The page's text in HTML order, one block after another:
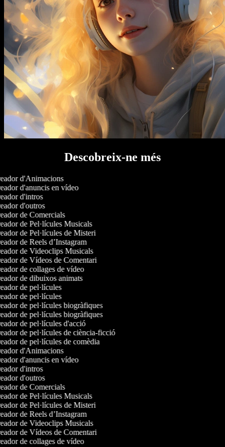
Descobreix-ne més
d'Animacions
d'anuncis en vídeo
d'intros
d'outros
de Comercials
de Pel·lícules Musicals
de Pel·lícules de Misteri
de Reels d’Instagram
de Videoclips Musicals
de Vídeos de Comentari
de collages de vídeo
de dibuixos animats
de pel·lícules
de pel·lícules
de pel·lícules biogràfiques
de pel·lícules biogràfiques
de pel·lícules d'acció
de pel·lícules de ciència-ficció
de pel·lícules de comèdia
d'Animacions
d'anuncis en vídeo
d'intros
d'outros
de Comercials
de Pel·lícules Musicals
de Pel·lícules de Misteri
de Reels d’Instagram
de Videoclips Musicals
de Vídeos de Comentari
de collages de vídeo